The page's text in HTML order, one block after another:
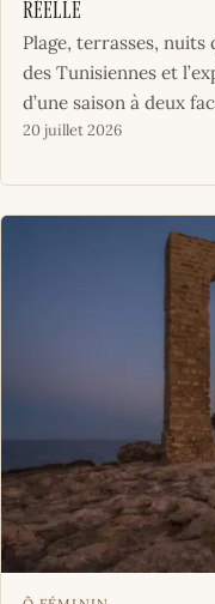
réelle
Plage, terrasses, nuits
des Tunisiennes et
d’une saison à deux
20 juillet 2026